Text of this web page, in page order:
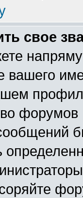
свое
вашего
форумов